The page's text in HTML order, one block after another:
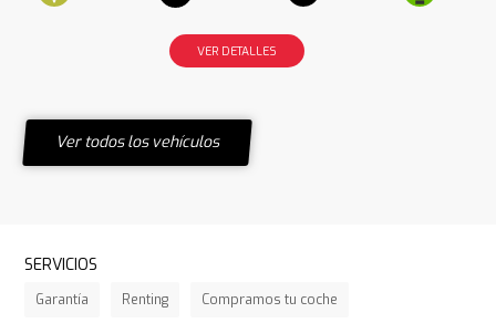
VER DETALLES
Ver todos los vehículos
SERVICIOS
Garantía Renting Compramos tu coche